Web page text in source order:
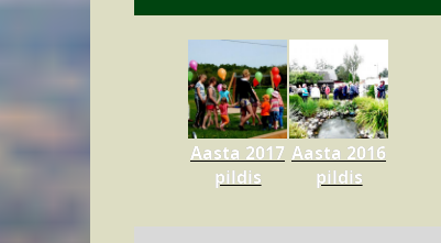
Aasta 2017
pildis
Aasta 2016
pildis